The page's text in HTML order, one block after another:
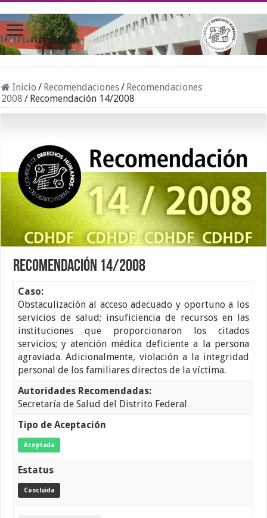
Inicio / Recomendaciones/ Recomendaciones
2008 / Recomendación 14/2008
Recomendación 14/2008
Caso:
Obstaculización al acceso adecuado y oportuno a los
servicios de salud; insuficiencia de recursos en las
instituciones que proporcionaron los citados
servicios; y atención médica deficiente a la persona
agraviada. Adicionalmente, violación a la integridad
personal de los familiares directos de la víctima.
Autoridades Recomendadas:
Secretaría de Salud del Distrito Federal
Tipo de Aceptación
Aceptada
Estatus
Concluida